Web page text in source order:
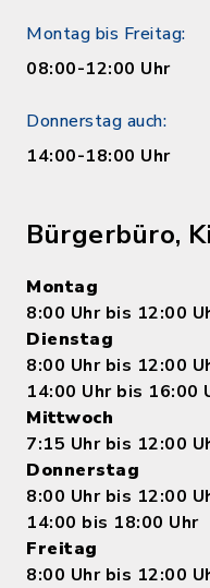
Montag bis Freitag:
08:00-12:00 Uhr
Donnerstag auch:
14:00-18:00 Uhr
Bürgerbüro,
Montag
8:00 Uhr bis 12:00
Dienstag
8:00 Uhr bis 12:00
14:00 Uhr bis 16:00
Mittwoch
7:15 Uhr bis 12:00
Donnerstag
8:00 Uhr bis 12:00
14:00 bis 18:00 Uhr
Freitag
8:00 Uhr bis 12:00